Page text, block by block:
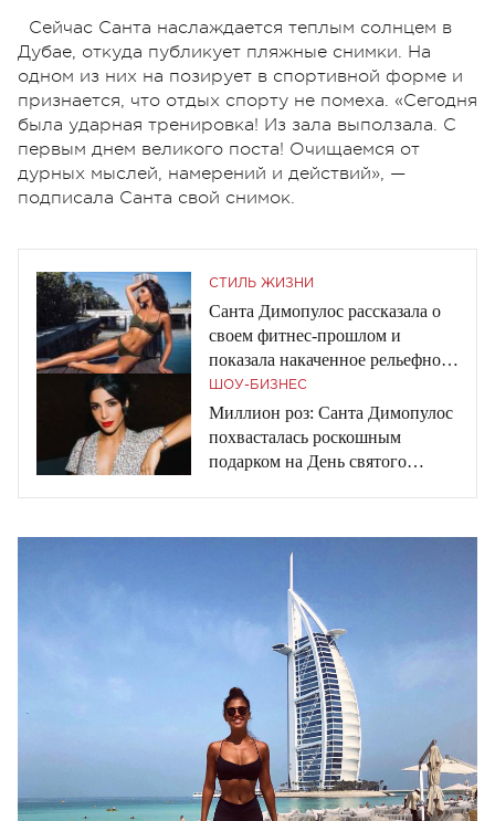
Сейчас Санта наслаждается теплым солнцем в
Дубае, откуда публикует пляжные снимки. На
одном из них на позирует в спортивной форме и
признается, что отдых спорту не помеха. «Сегодня
была ударная тренировка! Из зала выползала. С
первым днем великого поста! Очищаемся от
дурных мыслей, намерений и действий», —
подписала Санта свой снимок.
СТИЛЬ ЖИЗНИ
Санта Димопулос рассказала о
своем фитнес-прошлом и
показала накаченное рельефное
тело
ШОУ-БИЗНЕС
Миллион роз: Санта Димопулос
похвасталась роскошным
подарком на День святого